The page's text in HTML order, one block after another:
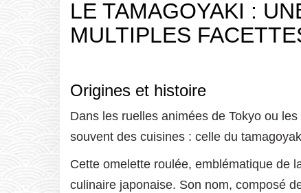
LE TAMAGOYAKI :
MULTIPLES
Origines et histoire
Dans les ruelles animées de Tokyo ou
souvent des cuisines : celle du
Cette omelette roulée, emblématique de
culinaire japonaise. Son nom, composé